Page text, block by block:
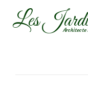
AllerLes Architecte